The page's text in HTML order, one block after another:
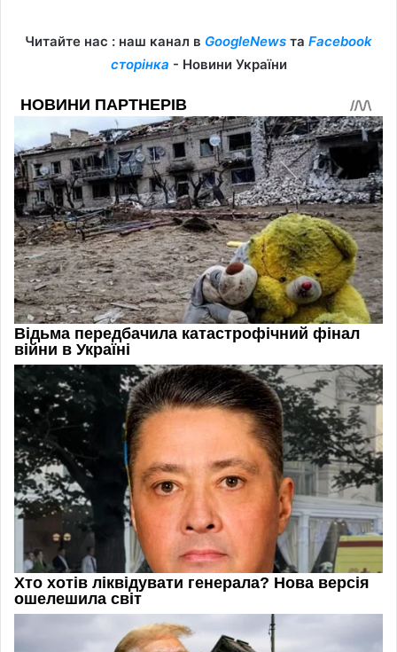
Читайте нас : наш канал в GoogleNews та Facebook
сторінка - Новини України